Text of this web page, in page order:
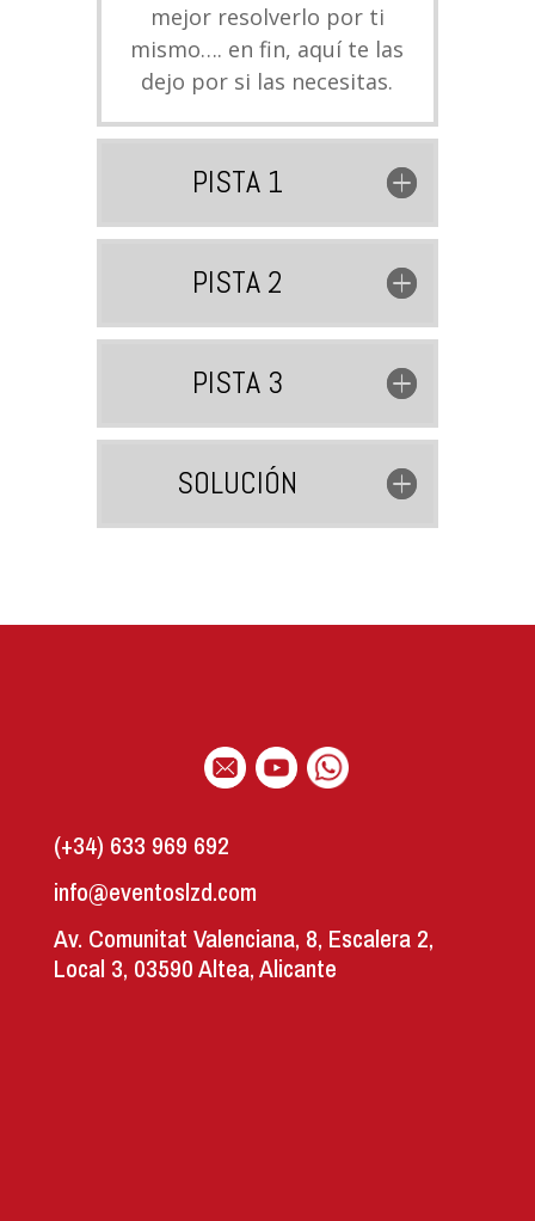
mejor resolverlo por ti
mismo…. en fin, aquí te las
dejo por si las necesitas.
PISTA 1
PISTA 2
PISTA 3
SOLUCIÓN
(+34) 633 969 692
info@eventoslzd.com
Av. Comunitat Valenciana, 8, Escalera 2,
Local 3, 03590 Altea, Alicante